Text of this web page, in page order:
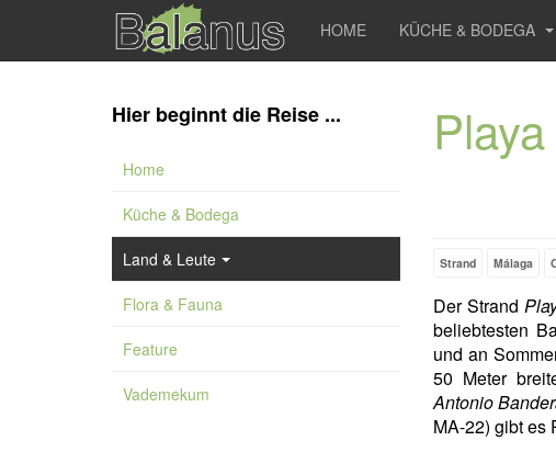
HOME KÜCHE & BODEGA
Strand Málaga
Der Strand
beliebtesten
und an
50 Meter
Antonio
MA-22) gibt es
Hier beginnt die Reise ...
Home
Küche & Bodega
Land & Leute
Flora & Fauna
Feature
Vademekum